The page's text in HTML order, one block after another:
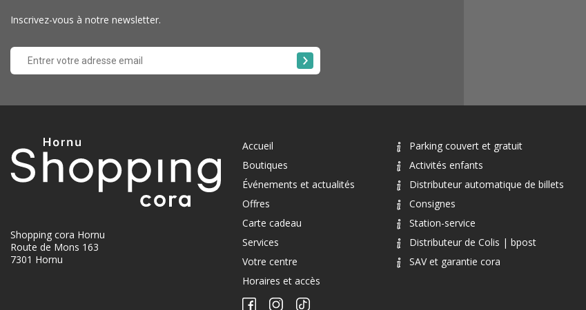
Inscrivez-vous à notre newsletter.
Shopping cora Hornu
Route de Mons 163
7301 Hornu
Accueil
Boutiques
Événements et actualités
Offres
Carte cadeau
Services
Votre centre
Horaires et accès
Parking couvert et gratuit
Activités enfants
Distributeur automatique de billets
Consignes
Station-service
Distributeur de Colis | bpost
SAV et garantie cora